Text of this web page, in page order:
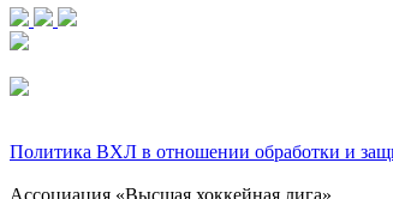
Политика ВХЛ в отношении обработки и
Ассоциация «Высшая хоккейная лига»